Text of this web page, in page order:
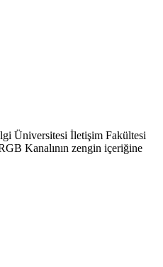
Üniversitesi İletişim Fakültesi
Kanalının zengin içeriğine